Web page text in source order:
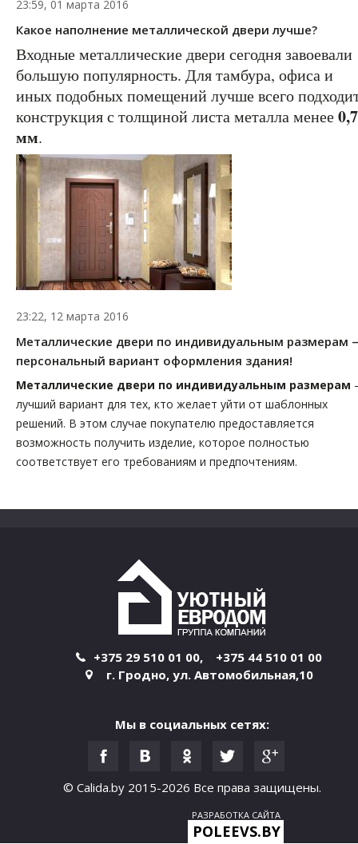
23:59, 01 марта 2016
Какое наполнение металлической двери лучше?
Входные металлические двери сегодня завоевали
большую популярность. Для тамбура, офиса и
иных подобных помещений лучше всего
конструкция с толщиной листа металла менее0,7
мм.
23:22, 12 марта 2016
Металлические двери по индивидуальным размерам
персональный вариант оформления здания!
Металлические двери по индивидуальным размерам
лучший вариант для тех, кто желает уйти от шаблонных
решений. В этом случае покупателю предоставляется
возможность получить изделие, которое полностью
соответствует его требованиям и предпочтениям.
+375 29 510 01 00, +375 44 510 01 00
г. Гродно, ул. Автомобильная,10
Мы в социальных сетях:
© Calida.by 2015-2026 Все права защищены.
РАЗРАБОТКА САЙТА
POLEEVS.BY